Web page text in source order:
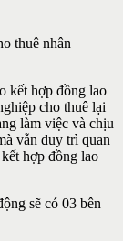
thuê nhân
kết hợp đồng lao
cho thuê lại
làm việc và chịu
vẫn duy trì quan
hợp đồng lao
sẽ có 03 bên